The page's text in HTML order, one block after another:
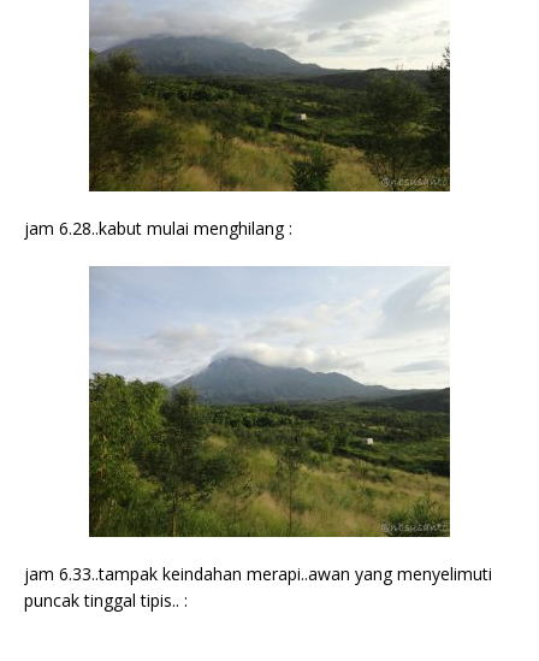
jam 6.28..kabut mulai menghilang :
jam 6.33..tampak keindahan merapi..awan yang menyelimuti
puncak tinggal tipis.. :